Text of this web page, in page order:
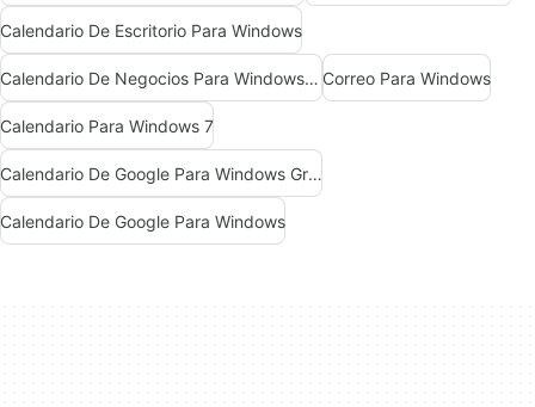
Calendario De Escritorio Para Windows
Calendario De Negocios Para Windows 10 Correo Para Windows
Calendario Para Windows 7
Calendario De Google Para Windows Gratis
Calendario De Google Para Windows